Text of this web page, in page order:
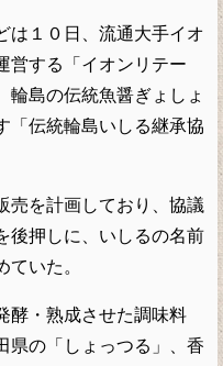
１０日、流通大手イオ
営する「イオンリテー
輪島の伝統魚醤ぎょしょ
「伝統輪島いしる継承協
を計画しており、協議
後押しに、いしるの名前
いた。
酵・熟成させた調味料
県の「しょっつる」、香